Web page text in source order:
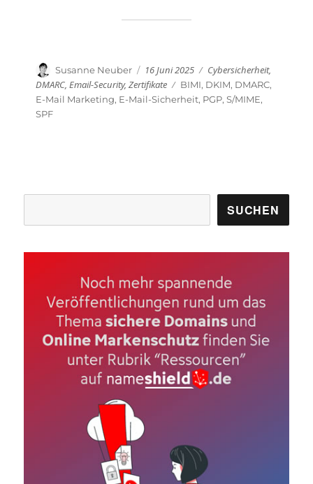
Autor
Susanne Neuber Veröffentlicht
am
16 Juni 2025 Kategorien
Cybersicherheit,
DMARC,Email-Security,Zertifikate Schlagwörter
BIMI, DKIM, DMARC,
E-Mail Marketing, E-Mail-Sicherheit, PGP,S/MIME,
SPF
SUCHEN